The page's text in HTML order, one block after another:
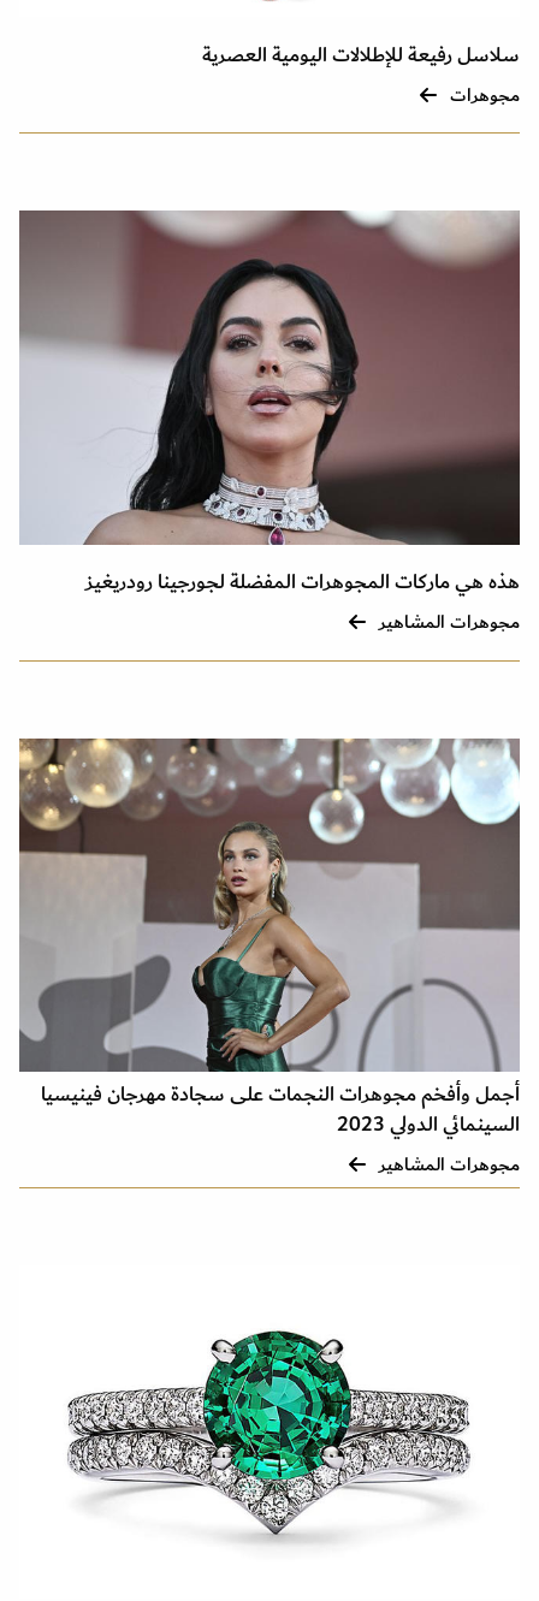
سلاسل رفيعة للإطلالات اليومية العصرية
مجوهرات
هذه هي ماركات المجوهرات المفضلة لجورجينا رودريغيز
مجوهرات المشاهير
أجمل وأفخم مجوهرات النجمات على سجادة مهرجان فينيسيا
السينمائي الدولي 2023
مجوهرات المشاهير